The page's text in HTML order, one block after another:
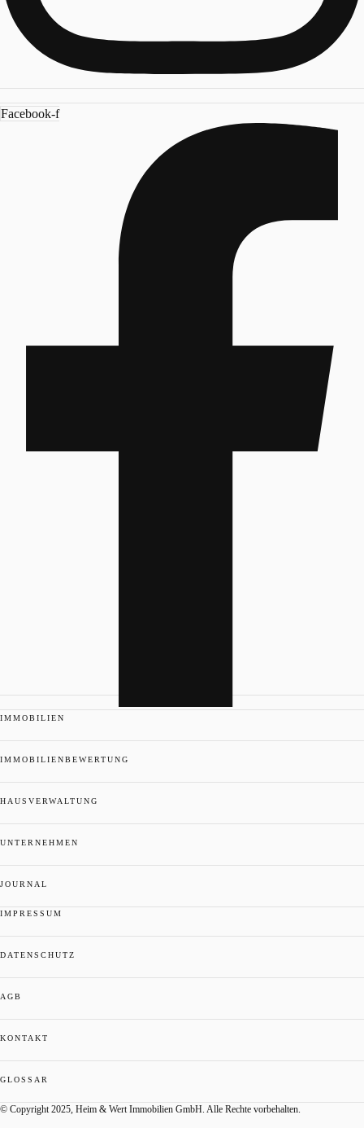
Facebook-f
IMMOBILIEN
IMMOBILIENBEWERTUNG
HAUSVERWALTUNG
UNTERNEHMEN
JOURNAL
IMPRESSUM
DATENSCHUTZ
AGB
KONTAKT
GLOSSAR
© Copyright 2025, Heim & Wert Immobilien GmbH. Alle Rechte vorbehalten.